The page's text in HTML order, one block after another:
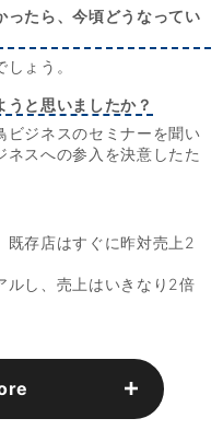
ったら、今頃どうなってい
ょう。
うと思いましたか？
ビジネスのセミナーを聞い
ネスへの参入を決意したた
既存店はすぐに昨対売上2
ルし、売上はいきなり2倍